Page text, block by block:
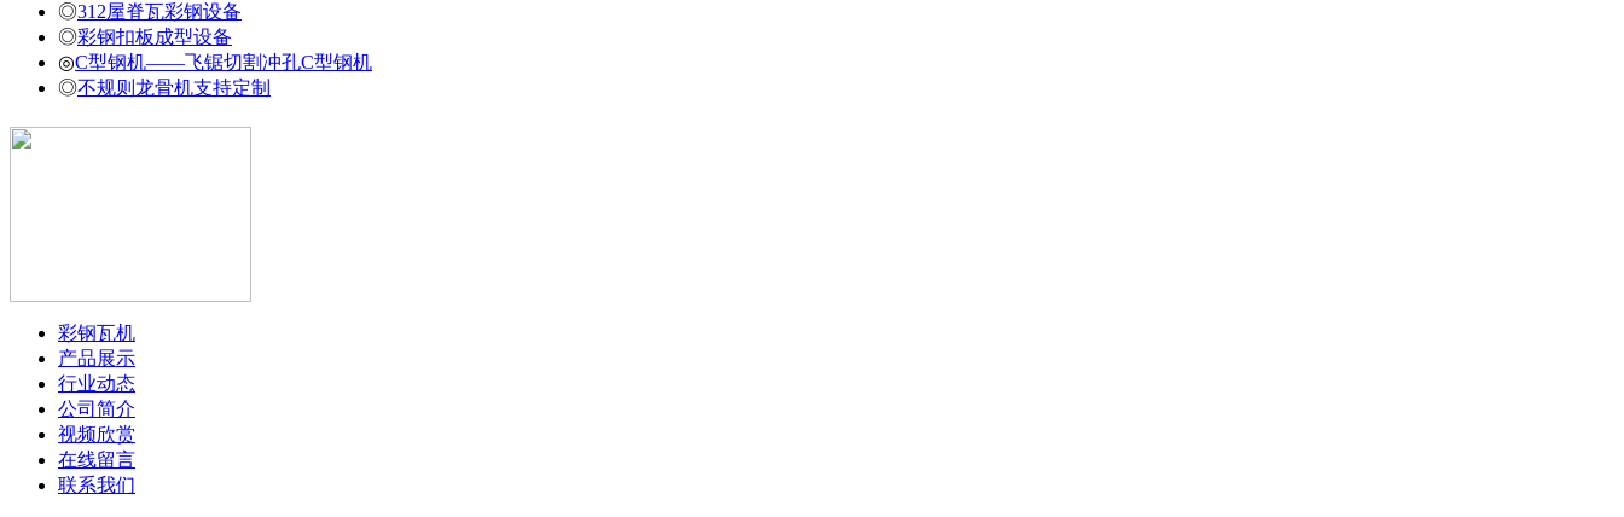
◎312屋脊瓦彩钢设备
◎彩钢扣板成型设备
◎C型钢机——飞锯切割冲孔C型钢机
◎不规则龙骨机支持定制
彩钢瓦机
产品展示
行业动态
公司简介
视频欣赏
在线留言
联系我们